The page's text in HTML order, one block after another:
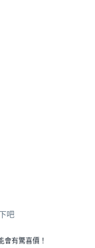
吧
會有驚喜價！